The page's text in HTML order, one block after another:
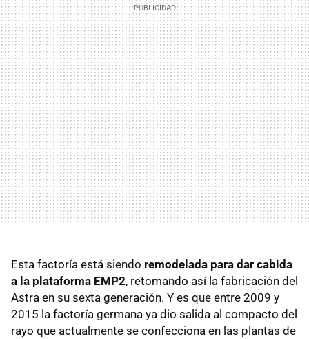
Esta factoría está siendo remodelada para dar cabida
a la plataforma EMP2, retomando así la fabricación del
Astra en su sexta generación. Y es que entre 2009 y
2015 la factoría germana ya dio salida al compacto del
rayo que actualmente se confecciona en las plantas de